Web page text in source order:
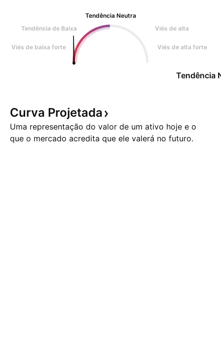
Tendência Neutra
Tendência de Baixa
Viés de alta
Viés de baixa forte Viés de alta forte
Tendência
Curva Projetada
Uma representação do valor de um ativo hoje e o
que o mercado acredita que ele valerá no futuro.